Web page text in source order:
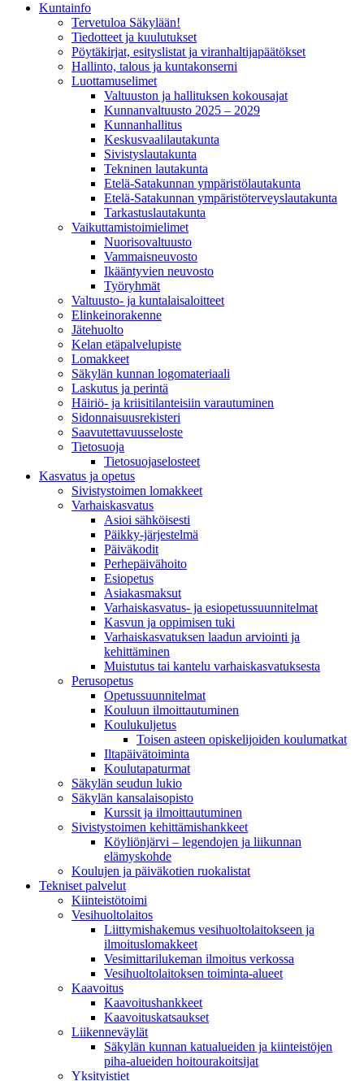
Kunta­info
Tervetuloa Säkylään!
Tiedotteet ja kuulutukset
Pöytäkirjat, esityslistat ja viranhaltijapäätökset
Hallinto, talous ja kuntakonserni
Luottamuselimet
Valtuuston ja hallituksen kokousajat
Kunnanvaltuusto 2025 – 2029
Kunnanhallitus
Keskusvaalilautakunta
Sivistyslautakunta
Tekninen lautakunta
Etelä-Satakunnan ympäristölautakunta
Etelä-Satakunnan ympäristöterveyslautakunta
Tarkastuslautakunta
Vaikuttamistoimielimet
Nuorisovaltuusto
Vammaisneuvosto
Ikääntyvien neuvosto
Työryhmät
Valtuusto- ja kuntalaisaloitteet
Elinkeinorakenne
Jätehuolto
Kelan etäpalvelupiste
Lomakkeet
Säkylän kunnan logomateriaali
Laskutus ja perintä
Häiriö- ja kriisitilanteisiin varautuminen
Sidonnaisuusrekisteri
Saavutettavuusseloste
Tietosuoja
Tietosuojaselosteet
Kasvatus ja opetus
Sivistystoimen lomakkeet
Varhaiskasvatus
Asioi sähköisesti
Päikky-järjestelmä
Päiväkodit
Perhepäivähoito
Esiopetus
Asiakasmaksut
Varhaiskasvatus- ja esiopetussuunnitelmat
Kasvun ja oppimisen tuki
Varhaiskasvatuksen laadun arviointi ja
kehittäminen
Muistutus tai kantelu varhaiskasvatuksesta
Perusopetus
Opetussuunnitelmat
Kouluun ilmoittautuminen
Koulukuljetus
Toisen asteen opiskelijoiden koulumatkat
Iltapäivätoiminta
Koulutapaturmat
Säkylän seudun lukio
Säkylän kansalaisopisto
Kurssit ja ilmoittautuminen
Sivistystoimen kehittämishankkeet
Köyliönjärvi – legendojen ja liikunnan
elämyskohde
Koulujen ja päiväkotien ruokalistat
Tekniset palvelut
Kiinteistötoimi
Vesihuoltolaitos
Liittymishakemus vesihuoltolaitokseen ja
ilmoituslomakkeet
Vesimittarilukeman ilmoitus verkossa
Vesihuoltolaitoksen toiminta-alueet
Kaavoitus
Kaavoitushankkeet
Kaavoituskatsaukset
Liikenneväylät
Säkylän kunnan katualueiden ja kiinteistöjen
piha-alueiden hoitourakoitsijat
Yksityistiet